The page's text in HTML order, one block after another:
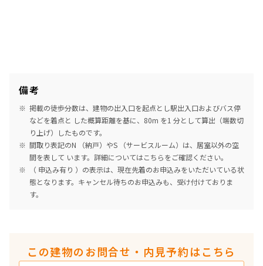
備考
掲載の徒歩分数は、建物の出入口を起点とし駅出入口およびバス停
などを着点と した概算距離を基に、80m を1 分として算出（端数切
り上げ）したものです。
間取り表記のN （納戸）やS （サービスルーム）は、居室以外の空
間を表して います。詳細についてはこちらをご確認ください。
（ 申込み有り ）の表示は、現在先着のお申込みをいただいている状
態となります。キャンセル待ちのお申込みも、受け付けておりま
す。
この建物のお問合せ・内見予約はこちら